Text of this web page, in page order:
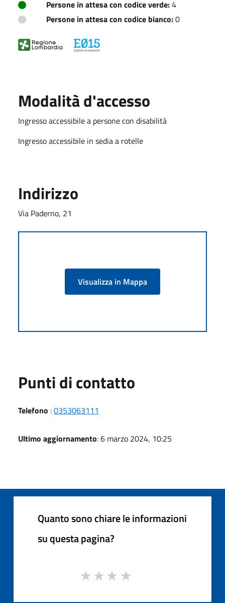
Persone in attesa con codice verde:4
Persone in attesa con codice bianco:0
Modalità d'accesso
Ingresso accessibile a persone con disabilità
Ingresso accessibile in sedia a rotelle
Indirizzo
Via Paderno, 21
Visualizza in Mappa
Punti di contatto
Telefono :0353063111
Ultimo aggiornamento: 6 marzo 2024, 10:25
Quanto sono chiare le informazioni
su questa pagina?